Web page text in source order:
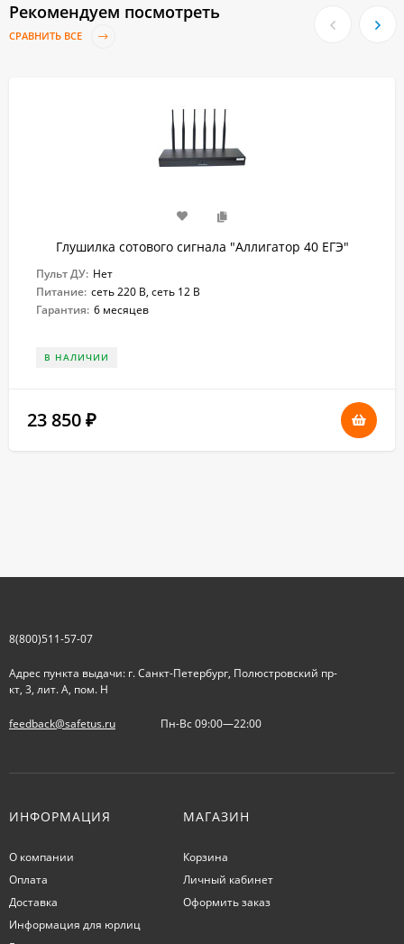
Рекомендуем посмотреть
СРАВНИТЬ ВСЕ
Глушилка сотового сигнала "Аллигатор 40 ЕГЭ"
Пульт ДУ: Нет
Питание: сеть 220 В, сеть 12 В
Гарантия: 6 месяцев
В НАЛИЧИИ
23 850 ₽
8(800)511-57-07
Адрес пункта выдачи: г. Санкт-Петербург, Полюстровский пр-
кт, 3, лит. А, пом. Н
feedback@safetus.ru Пн-Вс 09:00—22:00
ИНФОРМАЦИЯ
О компании
Оплата
Доставка
Информация для юрлиц
МАГАЗИН
Корзина
Личный кабинет
Оформить заказ